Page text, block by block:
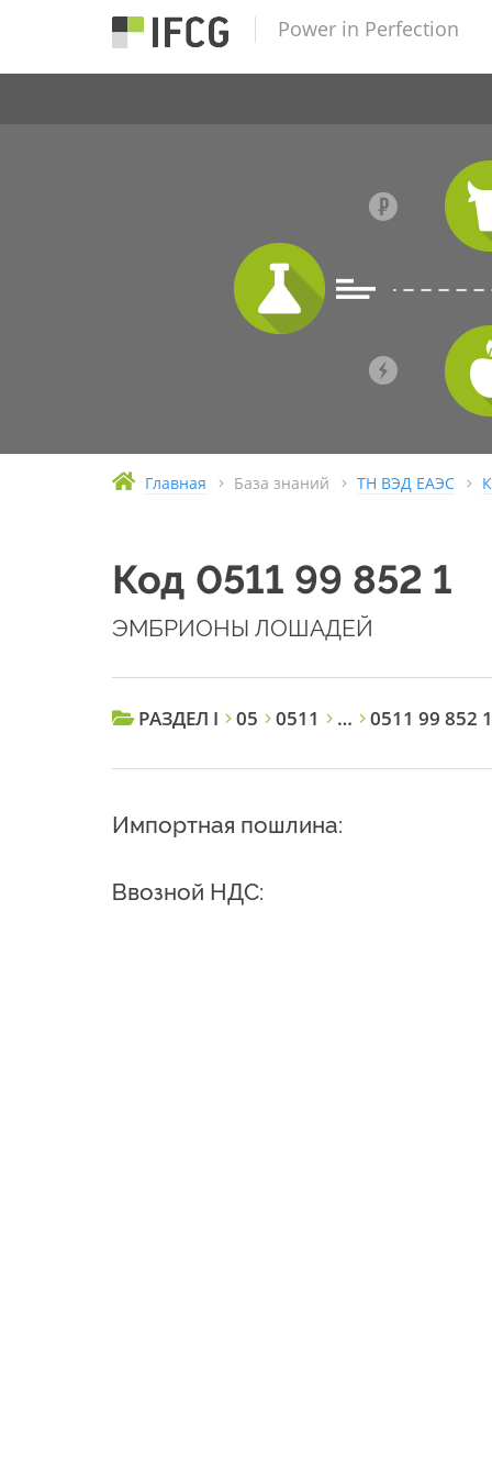
Power in Perfection
Главная База знаний ТН ВЭД ЕАЭС
Код 0511 99 852 1
ЭМБРИОНЫ ЛОШАДЕЙ
РАЗДЕЛ I 05 0511 … 0511 99 852 1
Импортная пошлина:
Ввозной НДС: